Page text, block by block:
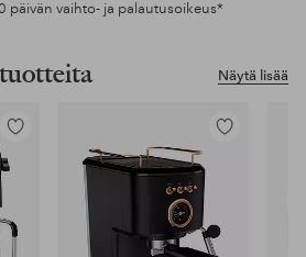
päivän vaihto- ja palautusoikeus*
Näytä lisää
Lisää
suosikkeihin
Lisää